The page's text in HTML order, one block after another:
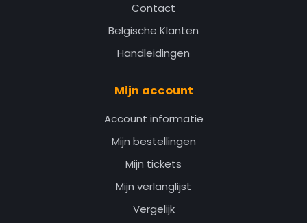
Contact
Belgische Klanten
Handleidingen
Mijn account
Account informatie
Mijn bestellingen
Mijn tickets
Mijn verlanglijst
Vergelijk